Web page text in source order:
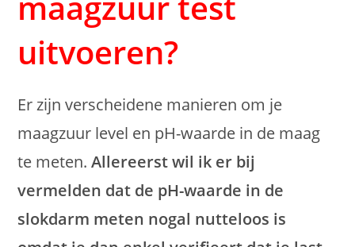
uitvoeren?
Er zijn verscheidene manieren om je
maagzuur level en pH-waarde in de maag
te meten.Allereerst wil ik er bij
vermelden dat de pH-waarde in de
slokdarm meten nogal nutteloos is